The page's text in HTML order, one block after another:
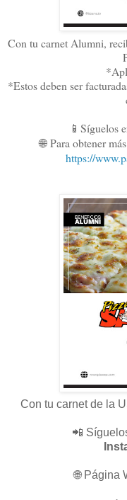
Con tu carnet Alumni,
*Estos deben ser
📱Síguelos
🌐Para obtener
https://
Con tu carnet de la
📲
🌐 Página